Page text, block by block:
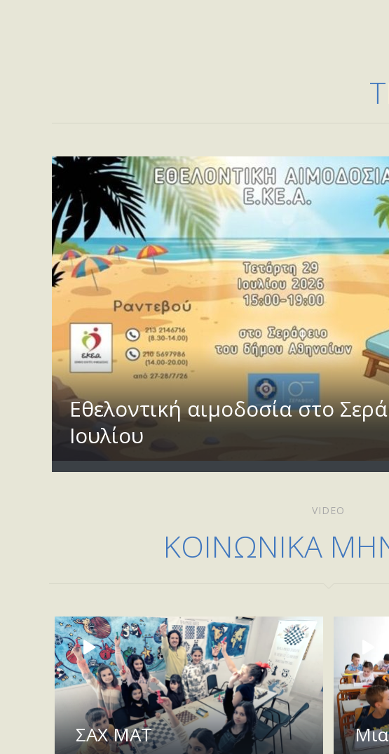
Εθελοντική αιμοδοσία στο
Ιουλίου
VIDEO
ΚΟΙΝΩΝΙΚΑ
ΣΑΧ ΜΑΤ